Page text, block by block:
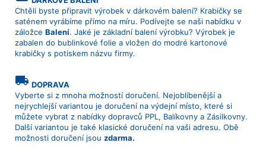
Chtěli byste připravit výrobek v dárkovém balení? Krabičky se
saténem vyrábíme přímo na míru. Podívejte se naši nabídku v
záložce Balení. Jaké je základní balení výrobku? Výrobek je
zabalen do bublinkové folie a vložen do modré kartonové
krabičky s potiskem názvu firmy.
local_shipping DOPRAVA
Vyberte si z mnoha možností doručení. Nejoblíbenější a
nejrychlejší variantou je doručení na výdejní místo, které si
můžete vybrat z nabídky dopravců PPL, Balíkovny a Zásilkovny.
Další variantou je také klasické doručení na vaši adresu. Obě
možnosti doručení jsou zdarma.